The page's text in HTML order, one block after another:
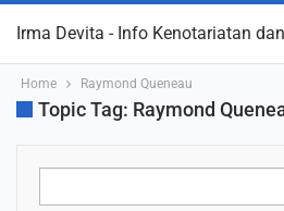
Irma Devita - Info Kenotariatan
Home Raymond Queneau
Topic Tag: Raymond